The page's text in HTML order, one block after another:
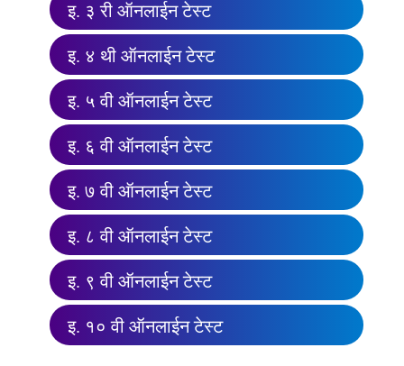
इ. ३ री ऑनलाईन टेस्ट
इ. ४ थी ऑनलाईन टेस्ट
इ. ५ वी ऑनलाईन टेस्ट
इ. ६ वी ऑनलाईन टेस्ट
इ. ७ वी ऑनलाईन टेस्ट
इ. ८ वी ऑनलाईन टेस्ट
इ. ९ वी ऑनलाईन टेस्ट
इ. १० वी ऑनलाईन टेस्ट